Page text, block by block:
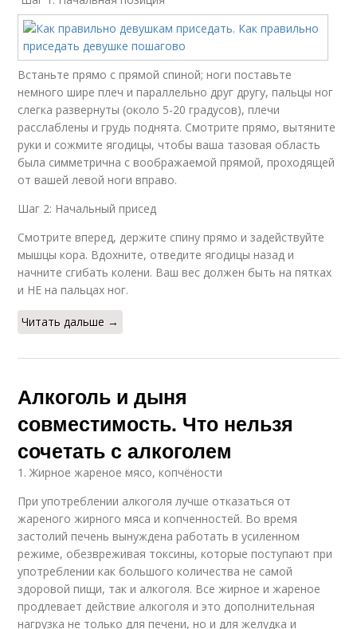
Встаньте прямо с прямой спиной; ноги поставьте
немного шире плеч и параллельно друг другу, пальцы ног
слегка развернуты (около 5-20 градусов), плечи
расслаблены и грудь поднята. Смотрите прямо, вытяните
руки и сожмите ягодицы, чтобы ваша тазовая область
была симметрична с воображаемой прямой, проходящей
от вашей левой ноги вправо.
Шаг 2: Начальный присед
Смотрите вперед, держите спину прямо и задействуйте
мышцы кора. Вдохните, отведите ягодицы назад и
начните сгибать колени. Ваш вес должен быть на пятках
и НЕ на пальцах ног.
Читать дальше →
Алкоголь и дыня
совместимость. Что нельзя
сочетать с алкоголем
1. Жирное жареное мясо, копчёности
При употреблении алкоголя лучше отказаться от
жареного жирного мяса и копченностей. Во время
застолий печень вынуждена работать в усиленном
режиме, обезвреживая токсины, которые поступают при
употреблении как большого количества не самой
здоровой пищи, так и алкоголя. Все жирное и жареное
продлевает действие алкоголя и это дополнительная
нагрузка не только для печени, но и для желудка и